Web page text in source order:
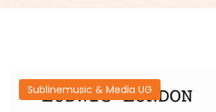
Sublinemusic & Media UG